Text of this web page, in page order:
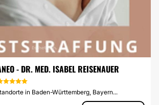
- DR. MED. ISABEL REISENAUER
in Baden-Württemberg, Bayern...